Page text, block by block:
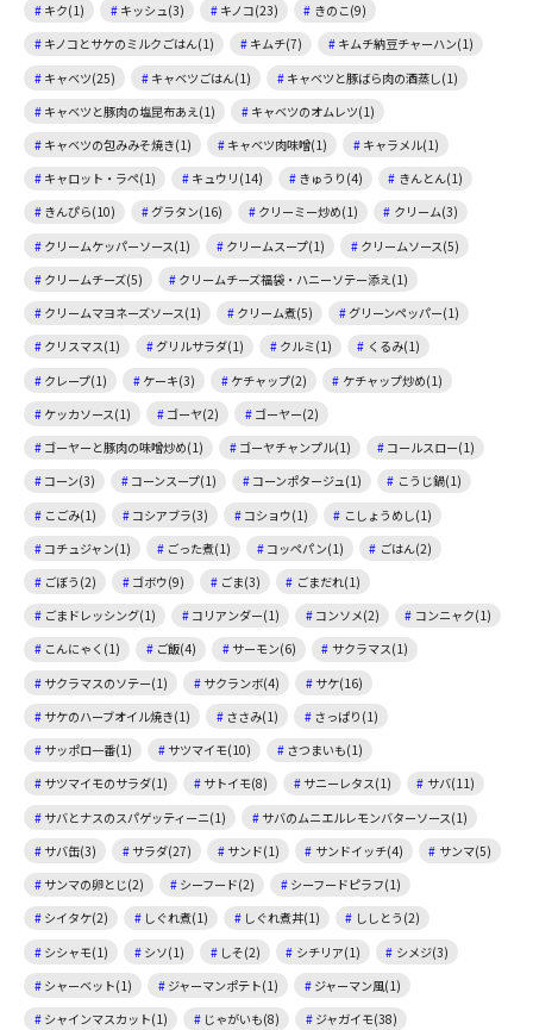
キク(1)
キッシュ(3) キノコ(23)
きのこ(9)
キノコとサケのミルクごはん(1)
キムチ(7)
キムチ納豆チャーハン(1)
キャベツ(25)
キャベツごはん(1)
キャベツと豚ばら肉の酒蒸し(1)
キャベツと豚肉の塩昆布あえ(1)
キャベツのオムレツ(1)
キャベツの包みみそ焼き(1)
キャベツ肉味噌(1)
キャラメル(1)
キャロット・ラペ(1)
キュウリ(14) きゅうり(4)
きんとん(1)
きんぴら(10)
グラタン(16) クリーミー炒め(1)
クリーム(3)
クリームケッパーソース(1)
クリームスープ(1)
クリームソース(5)
クリームチーズ(5)
クリームチーズ福袋・ハニーソテー添え(1)
クリームマヨネーズソース(1)
クリーム煮(5)
グリーンペッパー(1)
クリスマス(1)
グリルサラダ(1) クルミ(1)
くるみ(1)
クレープ(1)
ケーキ(3) ケチャップ(2)
ケチャップ炒め(1)
ケッカソース(1)
ゴーヤ(2)
ゴーヤー(2)
ゴーヤーと豚肉の味噌炒め(1)
ゴーヤチャンプル(1)
コールスロー(1)
コーン(3)
コーンスープ(1) コーンポタージュ(1)
こうじ鍋(1)
こごみ(1)
コシアブラ(3) コショウ(1)
こしょうめし(1)
コチュジャン(1)
ごった煮(1) コッペパン(1)
ごはん(2)
ごぼう(2)
ゴボウ(9) ごま(3)
ごまだれ(1)
ごまドレッシング(1)
コリアンダー(1) コンソメ(2)
コンニャク(1)
こんにゃく(1)
ご飯(4) サーモン(6)
サクラマス(1)
サクラマスのソテー(1)
サクランボ(4)
サケ(16)
サケのハーブオイル焼き(1)
ささみ(1)
さっぱり(1)
サッポロ一番(1)
サツマイモ(10)
さつまいも(1)
サツマイモのサラダ(1)
サトイモ(8) サニーレタス(1)
サバ(11)
サバとナスのスパゲッティーニ(1)
サバのムニエルレモンバターソース(1)
サバ缶(3)
サラダ(27) サンド(1) サンドイッチ(4)
サンマ(5)
サンマの卵とじ(2)
シーフード(2)
シーフードピラフ(1)
シイタケ(2)
しぐれ煮(1) しぐれ煮丼(1)
ししとう(2)
シシャモ(1)
シソ(1) しそ(2) シチリア(1)
シメジ(3)
シャーベット(1)
ジャーマンポテト(1)
ジャーマン風(1)
シャインマスカット(1)
じゃがいも(8)
ジャガイモ(38)